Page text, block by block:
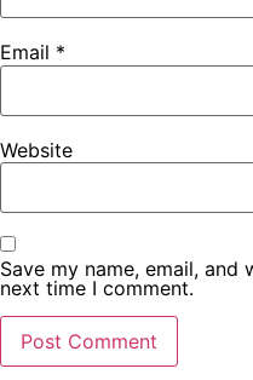
Email *
Website
Save my name, email,
next time I comment.